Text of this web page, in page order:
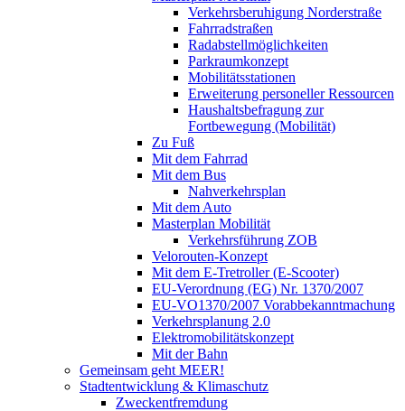
Verkehrsberuhigung Norderstraße
Fahrradstraßen
Radabstellmöglichkeiten
Parkraumkonzept
Mobilitätsstationen
Erweiterung personeller Ressourcen
Haushaltsbefragung zur
Fortbewegung (Mobilität)
Zu Fuß
Mit dem Fahrrad
Mit dem Bus
Nahverkehrsplan
Mit dem Auto
Masterplan Mobilität
Verkehrsführung ZOB
Velorouten-Konzept
Mit dem E-Tretroller (E-Scooter)
EU-Verordnung (EG) Nr. 1370/2007
EU-VO1370/2007 Vorabbekanntmachung
Verkehrsplanung 2.0
Elektromobilitätskonzept
Mit der Bahn
Gemeinsam geht MEER!
Stadtentwicklung & Klimaschutz
Zweckentfremdung